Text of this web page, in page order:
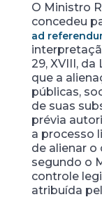
O Ministro
concedeu
ad
29, XVIII, da
que a
públicas,
de suas
prévia
a processo
de alienar o
segundo o
controle
atribuída